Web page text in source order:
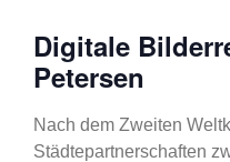
Digitale
Petersen
Nach dem Zweiten
Städtepartnerschaften